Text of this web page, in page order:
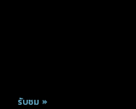
รับชม »